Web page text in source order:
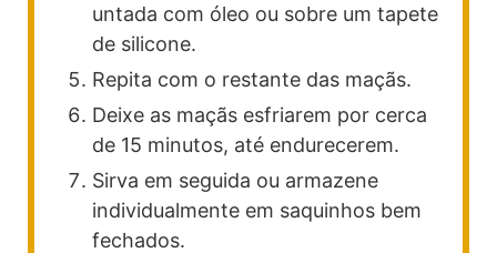
untada com óleo ou sobre um tapete
de silicone.
Repita com o restante das maçãs.
Deixe as maçãs esfriarem por cerca
de 15 minutos, até endurecerem.
Sirva em seguida ou armazene
individualmente em saquinhos bem
fechados.